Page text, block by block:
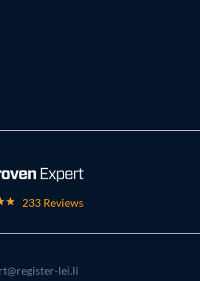
233 Reviews
lei.li